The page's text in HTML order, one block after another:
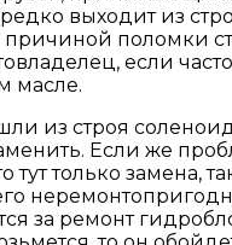
выходит из
поломки
если
масле.
из строя
Если же
тут только замена,
за ремонт